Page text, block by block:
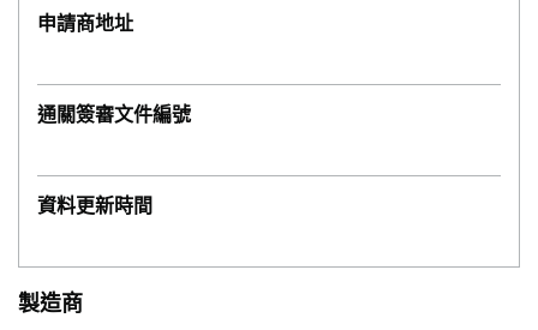
申請商地址
通關簽審文件編號
資料更新時間
製造商